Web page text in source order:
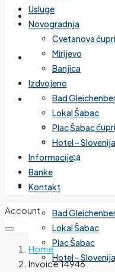
Nekretnine
Usluge
Novogradnja
Cvetanova
Mirijevo
Banjica
Izdvojeno
Bad
Lokal Šabac
Plac Šabac
Hotel – Slovenija
Usluge
Novogradnja
Cvetanova
Mirijevo
Banjica
Izdvojeno
Bad
Lokal Šabac
Plac Šabac
Hotel – Slovenija
Informacije
Banke
Kontakt
Account
Home
Invoice 14946